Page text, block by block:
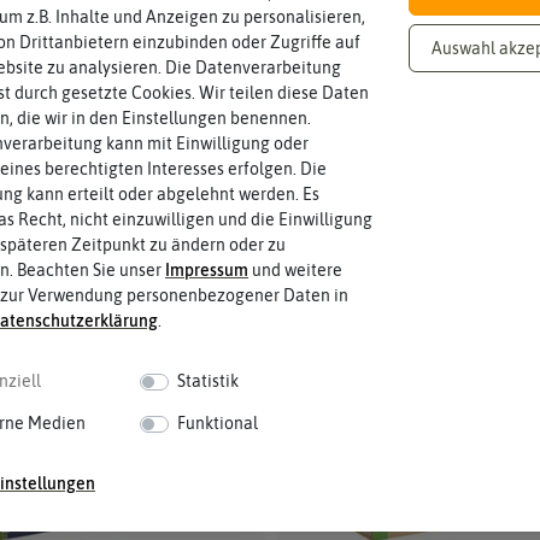
3.2
Sp
ortr
ase
n
Reg
ene
rati
on
Ras
itig
z.B. Inhalte und Anzeigen zu personalisieren,
Drittanbietern einzubinden oder Zugriffe auf
zu analysieren. Die Datenverarbeitung
durch gesetzte Cookies. Wir teilen diese Daten
die wir in den Einstellungen benennen.
kann mit Einwilligung oder
berechtigten Interesses erfolgen. Die
kann erteilt oder abgelehnt werden. Es
Recht, nicht einzuwilligen und die Einwilligung
Zeitpunkt zu ändern oder zu
Beachten Sie unser Impressum und weitere
Verwendung personenbezogener Daten in
.
Statistik
Medien Funktional
Auswahl